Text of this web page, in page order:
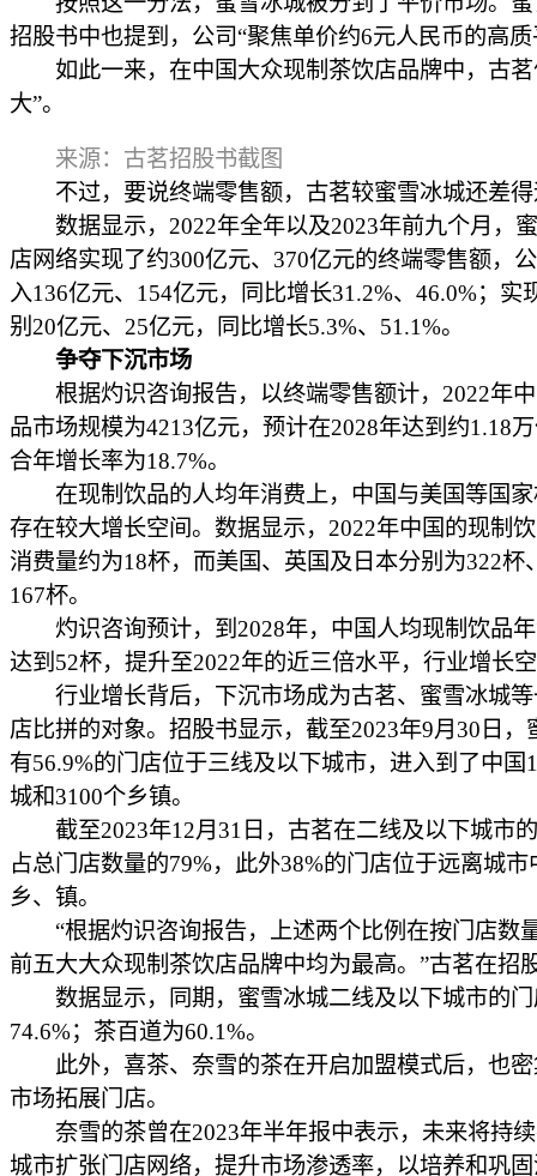
招股书中也提到，公司“聚焦单价约6元人民币的高质
如此一来，在中国大众现制茶饮店品牌中，古茗
大”。
来源：古茗招股书截图
不过，要说终端零售额，古茗较蜜雪冰城还差得
数据显示，2022年全年以及2023年前九个月，
店网络实现了约300亿元、370亿元的终端零售额，
入136亿元、154亿元，同比增长31.2%、46.0%；实
别20亿元、25亿元，同比增长5.3%、51.1%。
争夺下沉市场
根据灼识咨询报告，以终端零售额计，2022年
品市场规模为4213亿元，预计在2028年达到约1.18
合年增长率为18.7%。
在现制饮品的人均年消费上，中国与美国等国家
存在较大增长空间。数据显示，2022年中国的现制
消费量约为18杯，而美国、英国及日本分别为322杯
167杯。
灼识咨询预计，到2028年，中国人均现制饮品
达到52杯，提升至2022年的近三倍水平，行业增长
行业增长背后，下沉市场成为古茗、蜜雪冰城等
店比拼的对象。招股书显示，截至2023年9月30日，
有56.9%的门店位于三线及以下城市，进入到了中国
城和3100个乡镇。
截至2023年12月31日，古茗在二线及以下城市
占总门店数量的79%，此外38%的门店位于远离城市
乡、镇。
“根据灼识咨询报告，上述两个比例在按门店数
前五大大众现制茶饮店品牌中均为最高。”古茗在招
数据显示，同期，蜜雪冰城二线及以下城市的门
74.6%；茶百道为60.1%。
此外，喜茶、奈雪的茶在开启加盟模式后，也密
市场拓展门店。
奈雪的茶曾在2023年半年报中表示，未来将持
城市扩张门店网络，提升市场渗透率，以培养和巩